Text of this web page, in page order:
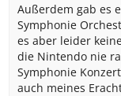
Außerdem gab es
Symphonie
es aber leider
die Nintendo nie
Symphonie
auch meines